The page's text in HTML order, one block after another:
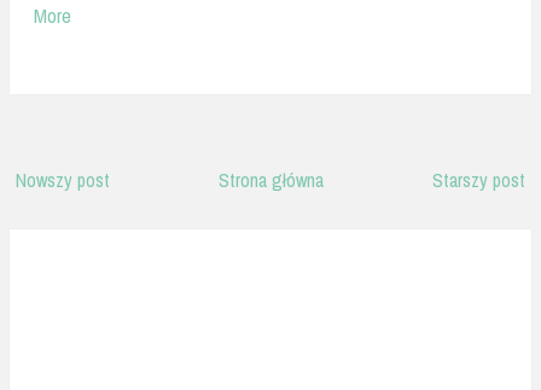
More
Nowszy post Starszy post
Strona główna